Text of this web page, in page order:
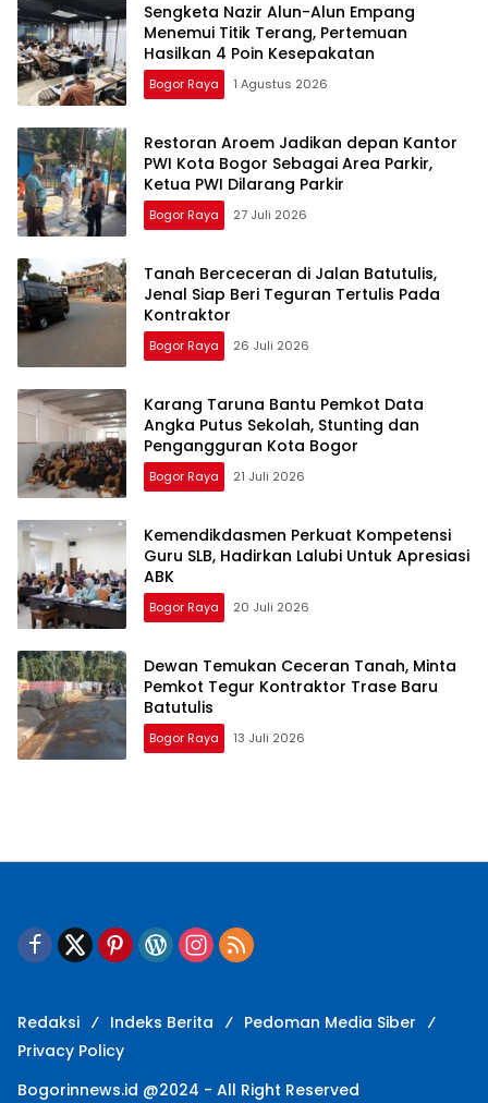
Sengketa Nazir Alun-Alun Empang
Menemui Titik Terang, Pertemuan
Hasilkan 4 Poin Kesepakatan
Bogor Raya 1 Agustus 2026
Restoran Aroem Jadikan depan Kantor
PWI Kota Bogor Sebagai Area Parkir,
Ketua PWI Dilarang Parkir
Bogor Raya 27 Juli 2026
Tanah Berceceran di Jalan Batutulis,
Jenal Siap Beri Teguran Tertulis Pada
Kontraktor
Bogor Raya 26 Juli 2026
Karang Taruna Bantu Pemkot Data
Angka Putus Sekolah, Stunting dan
Pengangguran Kota Bogor
Bogor Raya 21 Juli 2026
Kemendikdasmen Perkuat Kompetensi
Guru SLB, Hadirkan Lalubi Untuk Apresiasi
ABK
Bogor Raya 20 Juli 2026
Dewan Temukan Ceceran Tanah, Minta
Pemkot Tegur Kontraktor Trase Baru
Batutulis
Bogor Raya 13 Juli 2026
Redaksi Indeks Berita
Pedoman Media Siber
Privacy Policy
Bogorinnews.id @2024 - All Right Reserved